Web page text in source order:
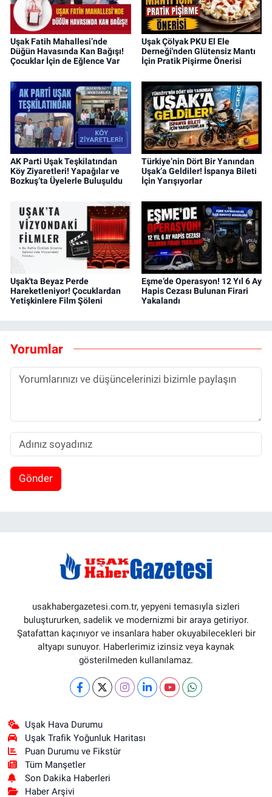
Uşak Fatih Mahallesi’nde
Düğün Havasında Kan Bağışı!
Çocuklar İçin de Eğlence Var
Uşak Çölyak PKU El Ele
Derneği'nden Glütensiz Mantı
İçin Pratik Pişirme Önerisi
AK Parti Uşak Teşkilatından
Köy Ziyaretleri! Yapağılar ve
Bozkuş’ta Üyelerle Buluşuldu
Türkiye’nin Dört Bir Yanından
Uşak’a Geldiler! İspanya Bileti
İçin Yarışıyorlar
Uşak'ta Beyaz Perde
Hareketleniyor! Çocuklardan
Yetişkinlere Film Şöleni
Eşme’de Operasyon! 12 Yıl 6 Ay
Hapis Cezası Bulunan Firari
Yakalandı
Yorumlar
Gönder
usakhabergazetesi.com.tr, yepyeni temasıyla sizleri
buluştururken, sadelik ve modernizmi bir araya getiriyor.
Şatafattan kaçınıyor ve insanlara haber okuyabilecekleri bir
altyapı sunuyor. Haberlerimiz izinsiz veya kaynak
gösterilmeden kullanılamaz.
Uşak Hava Durumu
Uşak Trafik Yoğunluk Haritası
Puan Durumu ve Fikstür
Tüm Manşetler
Son Dakika Haberleri
Haber Arşivi